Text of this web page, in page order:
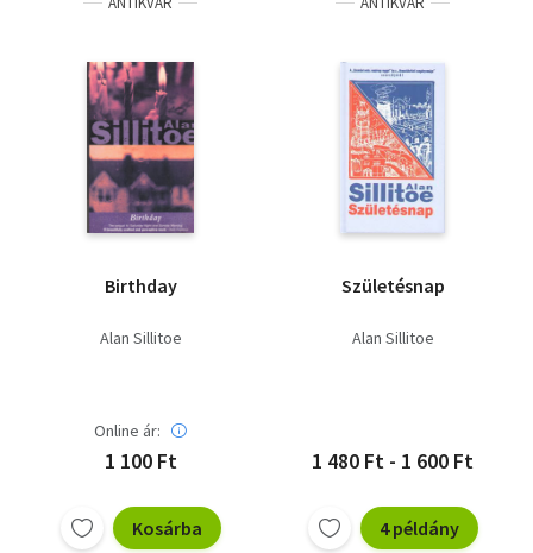
Birthday
Alan Sillitoe
Online ár:
1 100 Ft
Kosárba
Születésnap
Alan Sillitoe
1 480 Ft - 1 600 Ft
4 példány